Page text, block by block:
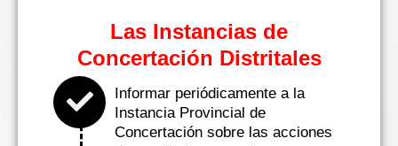
Las Instancias de
Concertación Distritales
Informar periódicamente a la
Instancia Provincial de
Concertación sobre las acciones